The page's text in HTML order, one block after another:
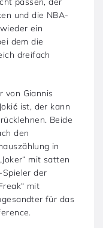
und die NBA-
ein
dem die
dreifach
von Giannis
ist, der kann
Beide
den
in
mit satten
der
mit
für das